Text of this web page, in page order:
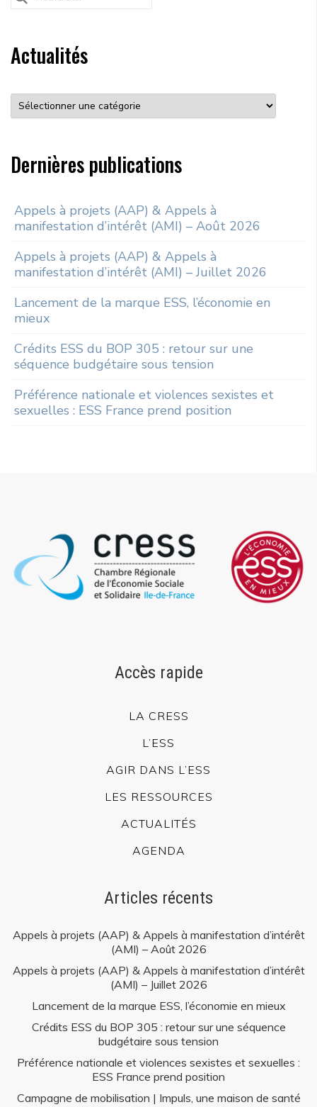
for:
Actualités
Dernières publications
Appels à projets (AAP) & Appels à
manifestation d’intérêt (AMI) – Août 2026
Appels à projets (AAP) & Appels à
manifestation d’intérêt (AMI) – Juillet 2026
Lancement de la marque ESS, l’économie en
mieux
Crédits ESS du BOP 305 : retour sur une
séquence budgétaire sous tension
Préférence nationale et violences sexistes et
sexuelles : ESS France prend position
Accès rapide
LA CRESS
L’ESS
AGIR DANS L’ESS
LES RESSOURCES
ACTUALITÉS
AGENDA
Articles récents
Appels à projets (AAP) & Appels à manifestation d’intérêt
(AMI) – Août 2026
Appels à projets (AAP) & Appels à manifestation d’intérêt
(AMI) – Juillet 2026
Lancement de la marque ESS, l’économie en mieux
Crédits ESS du BOP 305 : retour sur une séquence
budgétaire sous tension
Préférence nationale et violences sexistes et sexuelles :
ESS France prend position
Campagne de mobilisation | Impuls, une maison de santé